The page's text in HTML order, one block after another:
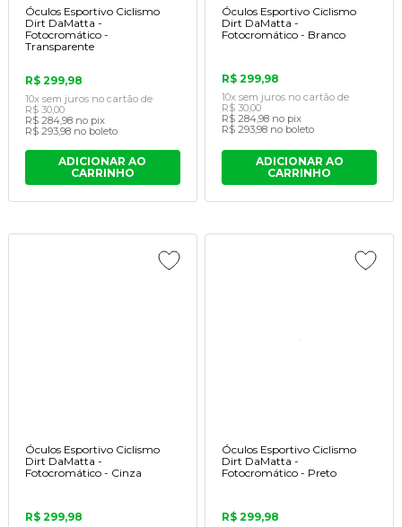
Óculos Esportivo Ciclismo
Dirt DaMatta -
Fotocromático -
Transparente
R$ 299,98
10x sem juros no cartãode
R$ 30,00
R$ 284,98 no pix
R$ 293,98 no boleto
ADICIONAR AO
CARRINHO
Óculos Esportivo Ciclismo
Dirt DaMatta -
Fotocromático - Branco
R$ 299,98
10x sem juros no cartão de
R$ 30,00
R$ 284,98 no pix
R$ 293,98 no boleto
ADICIONAR AO
CARRINHO
Óculos Esportivo Ciclismo
Dirt DaMatta -
Fotocromático - Cinza
R$ 299,98
Óculos Esportivo Ciclismo
Dirt DaMatta -
Fotocromático - Preto
R$ 299,98